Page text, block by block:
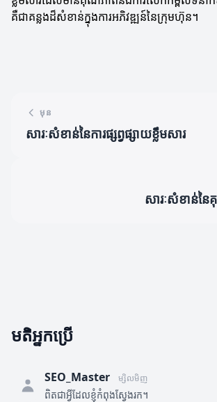
គឺជាគន្លងដ៏សំខាន់ក្នុងការអភិវឌ្ឍន៍នៃក្រុមហ៊ុន។
មុន
សារៈសំខាន់នៃការផ្សព្វផ្សាយខ្លឹមសារ
សារៈសំខាន់នៃ
មតិអ្នកប្រើ
SEO_Master ម្សិលមិញ
ពិតជាអ្វីដែលខ្ញុំកំពុងស្វែងរក។